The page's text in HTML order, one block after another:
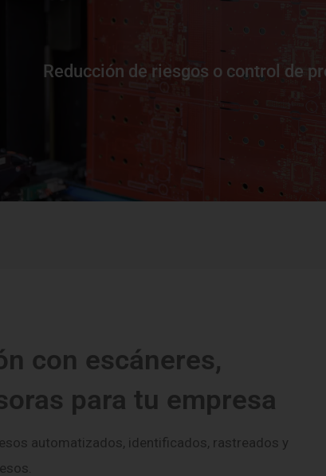
Reducción de riesgos o control de
mejorando el control de calidad con etiquetas de
a identificar y aislar problemas e ineficiencias, reducir el
con escáneres,
para tu empresa
automatizados, identificados, rastreados y